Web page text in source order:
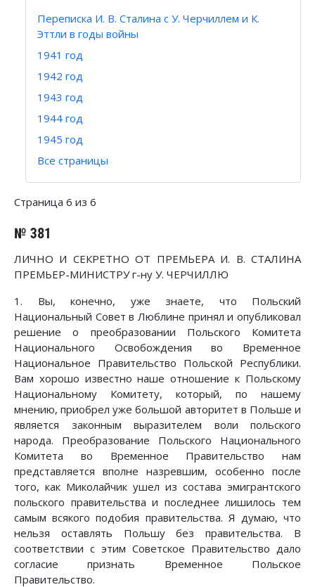
Переписка И. В. Сталина с У. Черчиллем и К.
Эттли в годы войны
1941 год
1942 год
1943 год
1944 год
1945 год
Все страницы
Страница 6 из 6
№ 381
ЛИЧНО И СЕКРЕТНО ОТ ПРЕМЬЕРА И. В. СТАЛИНА
ПРЕМЬЕР-МИНИСТРУ г-ну У. ЧЕРЧИЛЛЮ
1. Вы, конечно, уже знаете, что Польский
Национальный Совет в Люблине принял и опубликовал
решение о преобразовании Польского Комитета
Национального Освобождения во Временное
Национальное Правительство Польской Республики.
Вам хорошо известно наше отношение к Польскому
Национальному Комитету, который, по нашему
мнению, приобрел уже большой авторитет в Польше и
является законным выразителем воли польского
народа. Преобразование Польского Национального
Комитета во Временное Правительство нам
представляется вполне назревшим, особенно после
того, как Миколайчик ушел из состава эмигрантского
польского правительства и последнее лишилось тем
самым всякого подобия правительства. Я думаю, что
нельзя оставлять Польшу без правительства. В
соответствии с этим Советское Правительство дало
согласие признать Временное Польское
Правительство.